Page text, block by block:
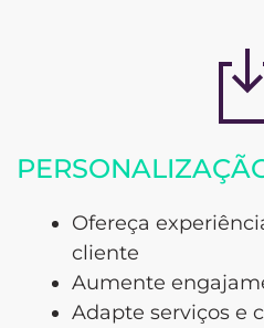
Ofereça
cliente
Aumente
Adapte serviços e